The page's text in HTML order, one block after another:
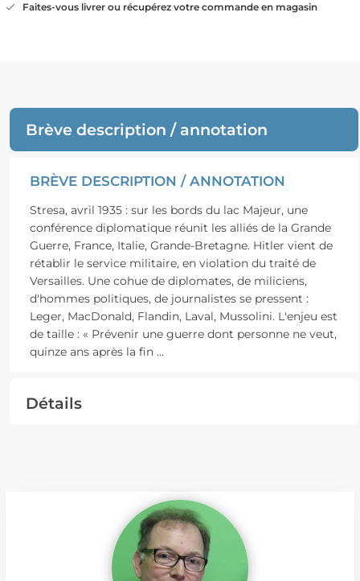
Faites-vous livrer ou récupérez votre commande en magasin
Brève description / annotation
BRÈVE DESCRIPTION / ANNOTATION
Stresa, avril 1935 : sur les bords du lac Majeur, une
conférence diplomatique réunit les alliés de la Grande
Guerre, France, Italie, Grande-Bretagne. Hitler vient de
rétablir le service militaire, en violation du traité de
Versailles. Une cohue de diplomates, de miliciens,
d'hommes politiques, de journalistes se pressent :
Leger, MacDonald, Flandin, Laval, Mussolini. L'enjeu est
de taille : « Prévenir une guerre dont personne ne veut,
quinze ans après la fin ...
Détails